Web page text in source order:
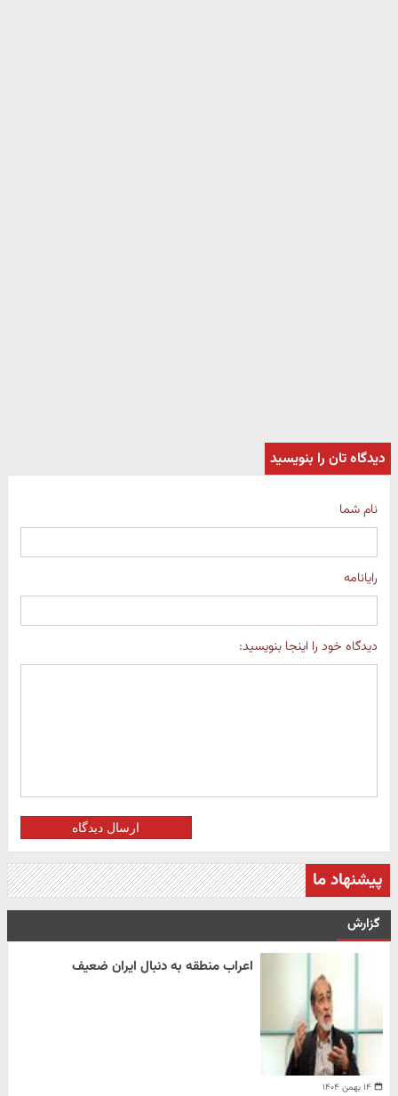
دیدگاه تان را بنویسید
نام شما
رایانامه
دیدگاه خود را اینجا بنویسید:
ارسال دیدگاه
پیشنهاد ما
گزارش
۱۴ بهمن ۱۴۰۴
اعراب منطقه به دنبال ایران ضعیف